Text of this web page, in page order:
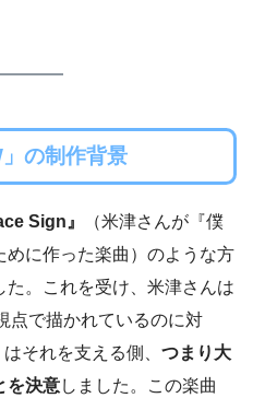
の制作背景
Sign』
（米津さんが『僕
に作った楽曲）のような方
た。これを受け、米津さんは
点で描かれているのに対
それを支える側、 つまり大
を決意しました。この楽曲